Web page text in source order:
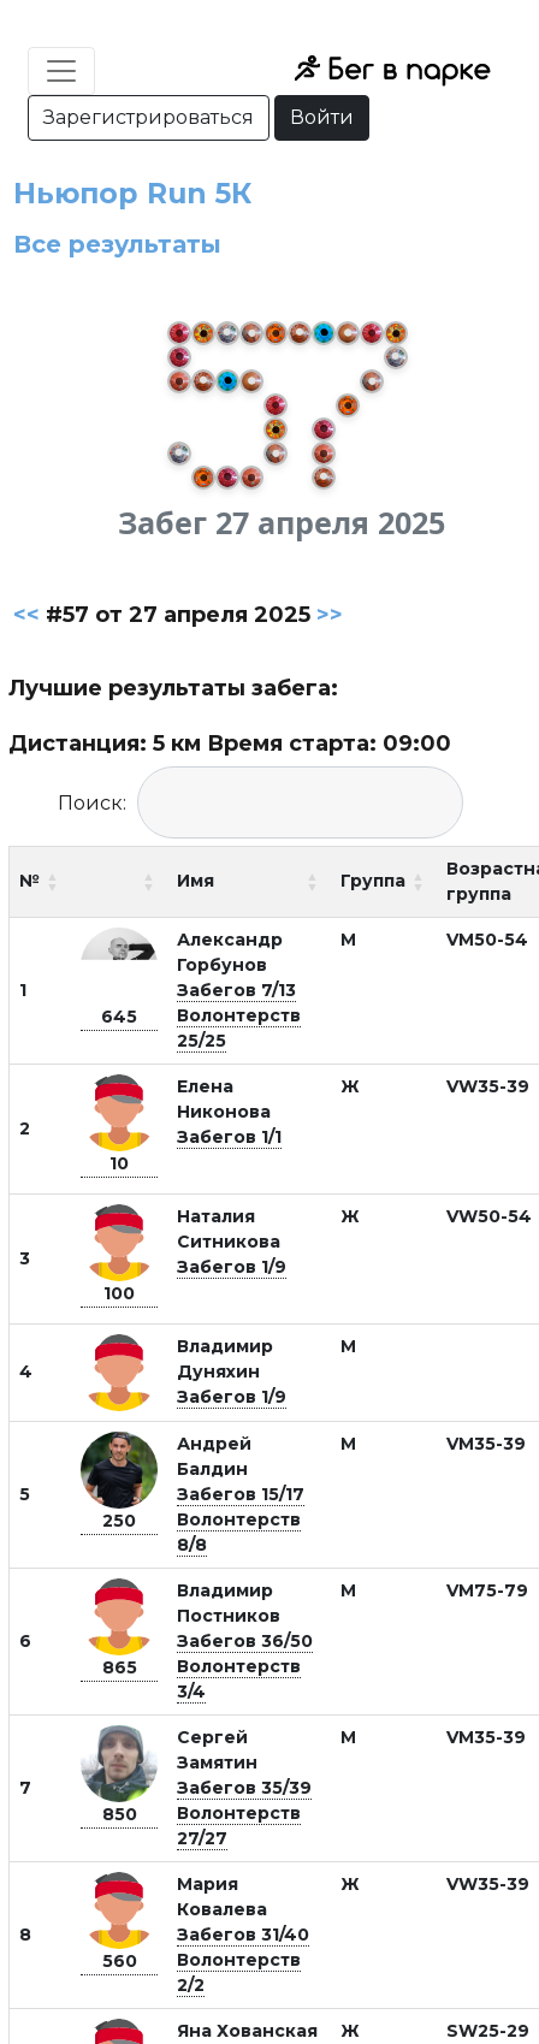
Зарегистрироваться Войти
Ньюпор Run 5К
Все результаты
Забег 27 апреля 2025
<< #57 от 27 апреля 2025 >>
Лучшие результаты забега:
Дистанция: 5 км Время старта: 09:00
Поиск:
№ Имя Группа
группа
1
645
Александр
Горбунов
Забегов 7/13
Волонтерств
25/25
М VM50-54
2
10
Елена
Никонова
Забегов 1/1
Ж VW35-39
3
100
Наталия
Ситникова
Забегов 1/9
Ж VW50-54
4
Владимир
Дуняхин
Забегов 1/9
М
5
250
Андрей
Балдин
Забегов 15/17
Волонтерств
8/8
М VM35-39
6
865
Владимир
Постников
Забегов 36/50
Волонтерств
3/4
М VM75-79
7
850
Сергей
Замятин
Забегов 35/39
Волонтерств
27/27
М VM35-39
8
560
Мария
Ковалева
Забегов 31/40
Волонтерств
2/2
Ж VW35-39
Яна Хованская
Ж SW25-29